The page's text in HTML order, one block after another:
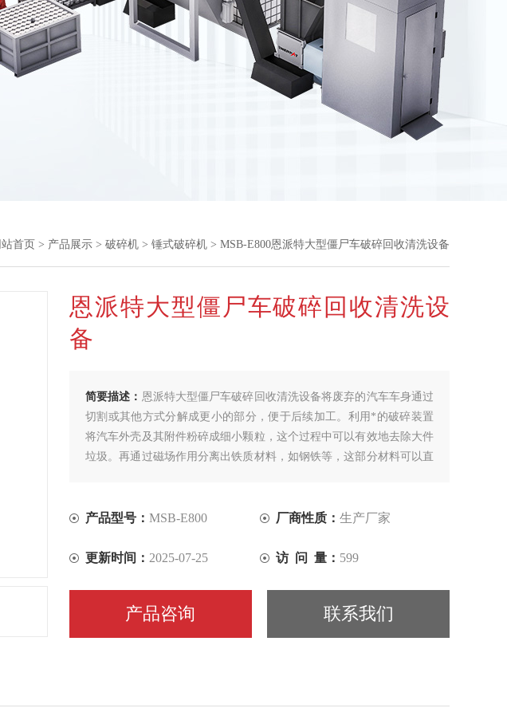
站首页 > 产品展示 > 破碎机 > 锤式破碎机 > MSB-E800恩派特大型僵尸车破碎回收清洗设备
恩派特大型僵尸车破碎回收清洗设
备
简要描述： 恩派特大型僵尸车破碎回收清洗设备将废弃的汽车车身通过
切割或其他方式分解成更小的部分，便于后续加工。利用*的破碎装置
将汽车外壳及其附件粉碎成细小颗粒，这个过程中可以有效地去除大件
垃圾。再通过磁场作用分离出铁质材料，如钢铁等，这部分材料可以直
产品型号： MSB-E800 厂商性质： 生产厂家
更新时间： 2025-07-25 访 问 量： 599
产品咨询 联系我们